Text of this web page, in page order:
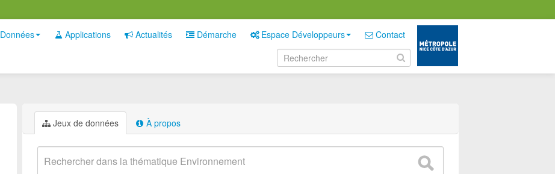
Données Applications Actualités Démarche Espace Développeurs Contact
Jeux de données À propos